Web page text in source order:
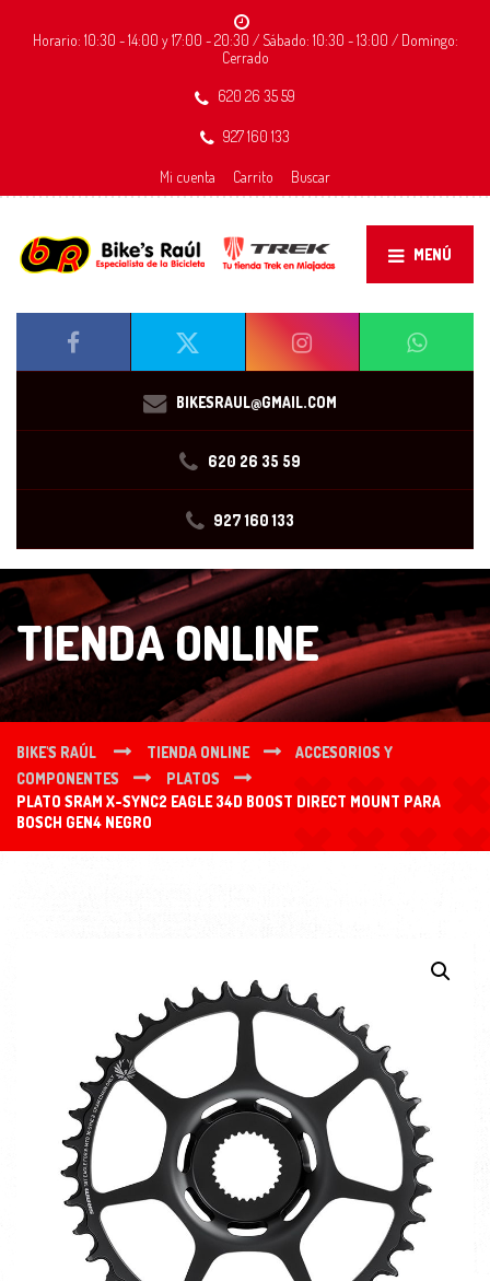
Horario: 10:30 - 14:00 y 17:00 - 20:30 / Sábado: 10:30 - 13:00 / Domingo:
Cerrado
620 26 35 59
927 160 133
Mi cuenta Carrito Buscar
MENÚ
BIKESRAUL@GMAIL.COM
620 26 35 59
927 160 133
TIENDA ONLINE
BIKE'S RAÚL TIENDA ONLINE
ACCESORIOS Y
COMPONENTES
PLATOS
PLATO SRAM X-SYNC2 EAGLE 34D BOOST DIRECT MOUNT PARA
BOSCH GEN4 NEGRO